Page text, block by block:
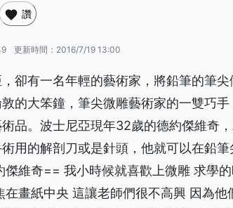
讚
更新時間： 2016/7/19 13:00
卻有一名年輕的藝術家，將鉛筆的筆
的大笨鐘，筆尖微雕藝術家的一雙巧
品。波士尼亞現年32歲的德約傑維奇
用的解剖刀或是針頭，他就可以在鉛
傑維奇== 我小時候就喜歡上微雕 求學
在畫紙中央 這讓老師們很不高興 因為